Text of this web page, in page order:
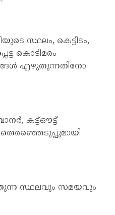
സ്ഥലം, കെട്ടിടം,
കൊടിമരം
എഴുതുന്നതിനോ
കട്ട്ഔട്ട്
സ്ഥലവും സമയവും